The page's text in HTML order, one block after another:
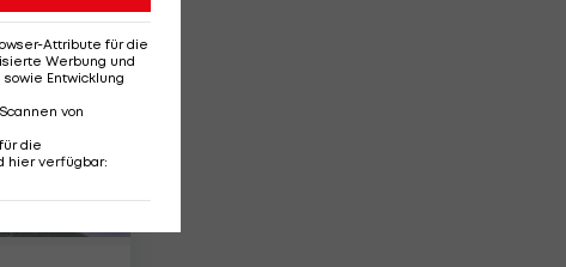
Attribute für die
Werbung und
Entwicklung
von
die
hier verfügbar: